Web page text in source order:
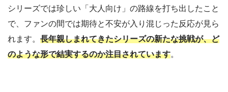
シリーズでは珍しい「大人向け」の路線を打ち出したこと
で、ファンの間では期待と不安が入り混じった反応が見ら
れます。 長年親しまれてきたシリーズの新たな挑戦が、ど
のような形で結実するのか注目されています。